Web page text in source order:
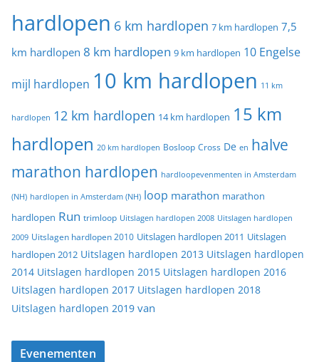
hardlopen 6 km hardlopen 7 km hardlopen 7,5
km hardlopen 8 km hardlopen 9 km hardlopen 10 Engelse
mijl hardlopen 10 km hardlopen 11 km
hardlopen 12 km hardlopen 14 km hardlopen 15 km
hardlopen 20 km hardlopen Bosloop Cross De en halve
marathon hardlopen hardloopevenmenten in Amsterdam
(NH) hardlopen in Amsterdam (NH) loop marathon marathon
hardlopen Run trimloop Uitslagen hardlopen 2008 Uitslagen hardlopen
2009 Uitslagen hardlopen 2010 Uitslagen hardlopen 2011 Uitslagen
hardlopen 2012 Uitslagen hardlopen 2013 Uitslagen hardlopen
2014 Uitslagen hardlopen 2015 Uitslagen hardlopen 2016
Uitslagen hardlopen 2017 Uitslagen hardlopen 2018
Uitslagen hardlopen 2019 van
Evenementen